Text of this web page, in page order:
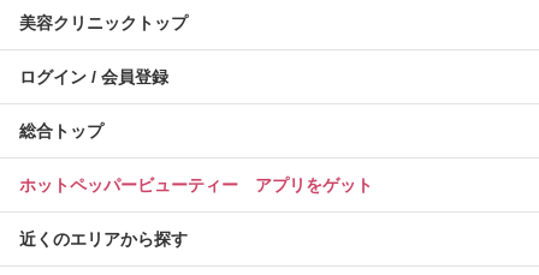
美容クリニックトップ
ログイン / 会員登録
総合トップ
ホットペッパービューティー アプリをゲット
近くのエリアから探す